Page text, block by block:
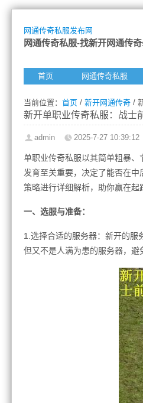
网通传奇私服发布网
网通传奇私服-找新开网通传
首页 网通传奇私服
当前位置： 首页 / 新开网通传奇 /
新开单职业传奇私服：战士
admin 2025-7-27 10:39:12
单职业传奇私服以其简单粗暴
发育至关重要，决定了能否在
策略进行详细解析，助你赢在起
一、选服与准备：
1.选择合适的服务器：新开的服
但又不是人满为患的服务器，避